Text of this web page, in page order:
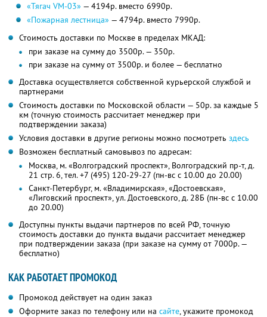
«Тягач VM-03» — 4194р. вместо 6990р.
«Пожарная лестница» — 4794р. вместо 7990р.
Стоимость доставки по Москве в пределах МКАД:
при заказе на сумму до 3500р. — 350р.
при заказе на сумму от 3500р. и более — бесплатно
Доставка осуществляется собственной курьерской службой и
партнерами
Стоимость доставки по Московской области — 50р. за каждые 5
км (точную стоимость рассчитает менеджер при
подтверждении заказа)
Условия доставки в другие регионы можно посмотреть здесь
Возможен бесплатный самовывоз по адресам:
Москва, м. «Волгоградский проспект», Волгоградский пр-т, д.
21 стр. 6, тел. +7 (495) 120-29-27 (пн-вс с 10.00 до 20.00)
Санкт-Петербург, м. «Владимирская», «Достоевская»,
«Лиговский проспект», ул. Достоевского, д. 28Б (пн-вс с 10.00
до 20.00)
Доступны пункты выдачи партнеров по всей РФ, точную
стоимость доставки до пункта выдачи рассчитает менеджер
при подтверждении заказа (при заказе на сумму от 7000р. —
бесплатно)
КАК РАБОТАЕТ ПРОМОКОД
Промокод действует на один заказ
Оформите заказ по телефону или на сайте, укажите промокод